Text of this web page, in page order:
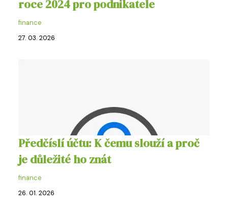
roce 2024 pro podnikatele
finance
27. 03. 2026
Předčíslí účtu: K čemu slouží a proč
je důležité ho znát
finance
26. 01. 2026